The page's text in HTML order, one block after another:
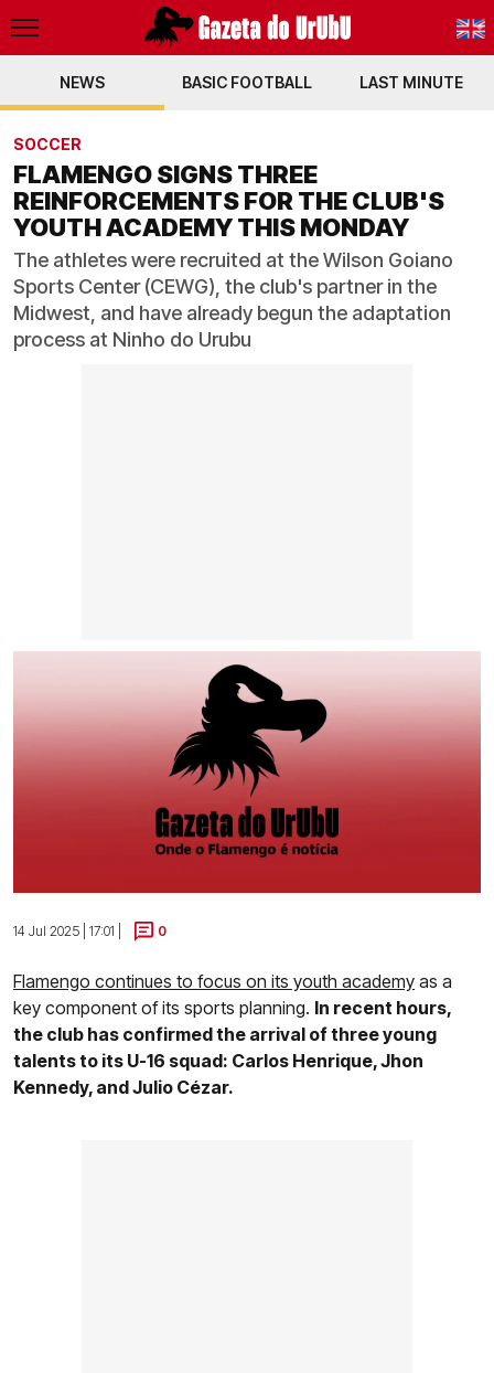
NEWS BASIC FOOTBALL LAST MINUTE
SOCCER
FLAMENGO SIGNS THREE
REINFORCEMENTS FOR THE CLUB'S
YOUTH ACADEMY THIS MONDAY
The athletes were recruited at the Wilson Goiano
Sports Center (CEWG), the club's partner in the
Midwest, and have already begun the adaptation
process at Ninho do Urubu
14 Jul 2025 | 17:01 | 0
Flamengo continues to focus on its youth academy as a
key component of its sports planning. In recent hours,
the club has confirmed the arrival of three young
talents to its U-16 squad: Carlos Henrique, Jhon
Kennedy, and Julio Cézar.